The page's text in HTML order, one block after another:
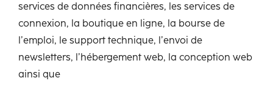
services de données financières, les services de
connexion, la boutique en ligne, la bourse de
l’emploi, le support technique, l’envoi de
newsletters, l’hébergement web, la conception web
ainsi que